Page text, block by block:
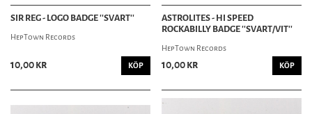
SIR REG - LOGO BADGE ''SVART''
HepTown Records
10,00 kr KÖP
ASTROLITES - HI SPEED
ROCKABILLY BADGE ''SVART/VIT''
HepTown Records
10,00 kr KÖP